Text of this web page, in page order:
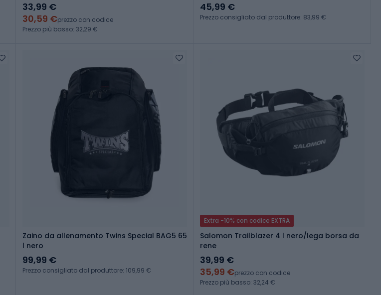
33,99 €
30,59 €prezzo con codice
Prezzo più basso: 32,29 €
45,99 €
Prezzo consigliato dal produttore: 83,99 €
Zaino da allenamento Twins Special BAG5 65
l nero
99,99 €
Prezzo consigliato dal produttore: 109,99 €
Extra -10% con codice EXTRA
Salomon Trailblazer 4 l nero/lega borsa da
rene
39,99 €
35,99 €prezzo con codice
Prezzo più basso: 32,24 €